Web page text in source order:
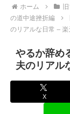
ホーム
の道中途挫折編
のリアルな日常 – 楽
やるか辞め
夫のリアル
X